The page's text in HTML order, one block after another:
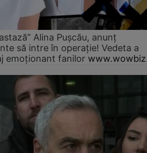
Alina Pușcău, anunț
să intre în operație! Vedeta a
emoționant fanilor